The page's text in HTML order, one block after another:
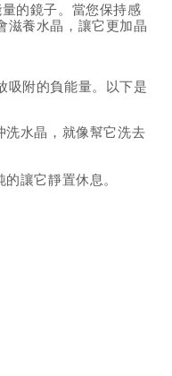
量的鏡子。當您保持感
滋養水晶，讓它更加晶
吸附的負能量。以下是
洗水晶，就像幫它洗去
讓它靜置休息。